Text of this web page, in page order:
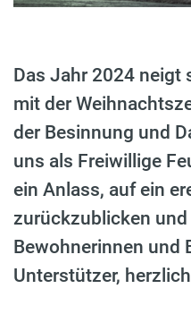
Das Jahr 2024 neigt
mit der
der Besinnung und
uns als Freiwillige
ein Anlass, auf ein
zurückzublicken
Bewohnerinnen und
Unterstützer,